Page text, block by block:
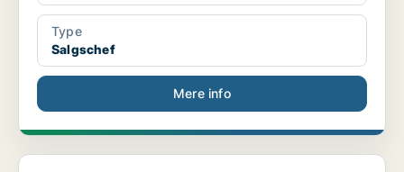
Type
Salgschef
Mere info
Salgsleder - 30 timer - Ringe